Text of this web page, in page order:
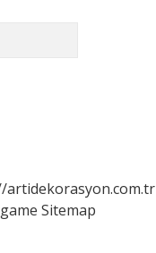
artidekorasyon.com.tr
Sitemap